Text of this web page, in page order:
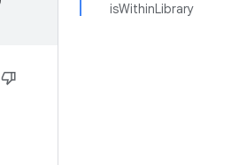
isWithinLibrary